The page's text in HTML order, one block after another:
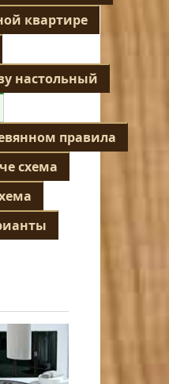
квартире
настольный
правила
схема